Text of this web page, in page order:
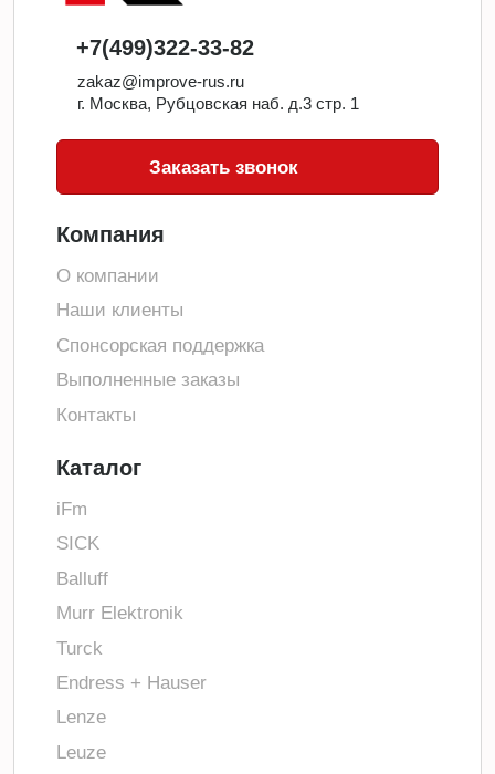
+7(499)322-33-82
zakaz@improve-rus.ru
г. Москва, Рубцовская наб. д.3 стр. 1
Заказать звонок
Компания
О компании
Наши клиенты
Спонсорская поддержка
Выполненные заказы
Контакты
Каталог
iFm
SICK
Balluff
Murr Elektronik
Turck
Endress + Hauser
Lenze
Leuze